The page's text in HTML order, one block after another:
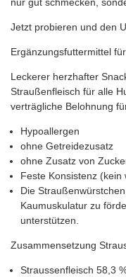
Jetzt probieren und den
Ergänzungsfuttermittel
Leckerer herzhafter
Straußenfleisch für alle
verträgliche Belohnung
Hypoallergen
ohne Getreidezusatz
ohne Zusatz von
Feste Konsistenz (kein
Die
Kaumuskulatur zu
unterstützen.
Zusammensetzung
Straussenfleisch 58,3